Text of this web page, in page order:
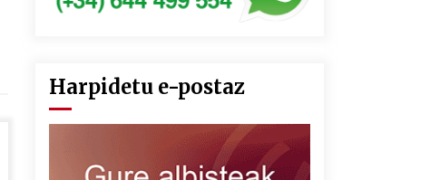
Harpidetu e-postaz